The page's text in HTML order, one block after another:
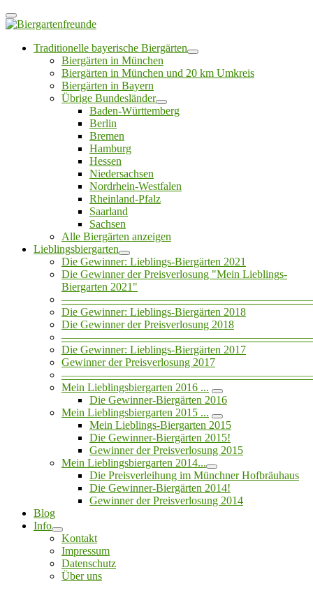
Traditionelle bayerische Biergärten
Biergärten in München
Biergärten in München und 20 km Umkreis
Biergärten in Bayern
Übrige Bundesländer
Baden-Württemberg
Berlin
Bremen
Hamburg
Hessen
Niedersachsen
Nordrhein-Westfalen
Rheinland-Pfalz
Saarland
Sachsen
Alle Biergärten anzeigen
Lieblingsbiergarten
Die Gewinner: Lieblings-Biergärten 2021
Die Gewinner der Preisverlosung "Mein Lieblings-
Biergarten 2021"
Die Gewinner: Lieblings-Biergärten 2018
Die Gewinner der Preisverlosung 2018
Die Gewinner: Lieblings-Biergärten 2017
Gewinner der Preisverlosung 2017
Mein Lieblingsbiergarten 2016 ...
Die Gewinner-Biergärten 2016
Mein Lieblingsbiergarten 2015 ...
Mein Lieblings-Biergarten 2015
Die Gewinner-Biergärten 2015!
Gewinner der Preisverlosung 2015
Mein Lieblingsbiergarten 2014...
Die Preisverleihung im Münchner Hofbräuhaus
Die Gewinner-Biergärten 2014!
Gewinner der Preisverlosung 2014
Blog
Info
Kontakt
Impressum
Datenschutz
Über uns